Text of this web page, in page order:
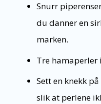
Snurr
du danner en
marken.
Tre hamaperler
Sett en knekk
slik at perlene